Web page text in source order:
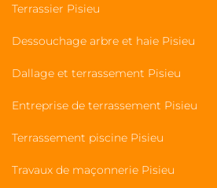
Terrassier Pisieu
Dessouchage arbre et haie Pisieu
Dallage et terrassement Pisieu
Entreprise de terrassement Pisieu
Terrassement piscine Pisieu
Travaux de maçonnerie Pisieu